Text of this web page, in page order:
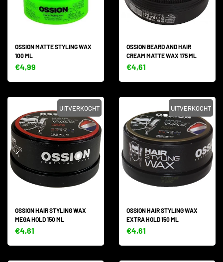
OSSION MATTE STYLING WAX
100 ML
€4,99
OSSION BEARD AND HAIR
CREAM MATTE WAX 175 ML
€4,61
UITVERKOCHT
OSSION HAIR STYLING WAX
MEGA HOLD 150 ML
€4,61
UITVERKOCHT
OSSION HAIR STYLING WAX
EXTRA HOLD 150 ML
€4,61